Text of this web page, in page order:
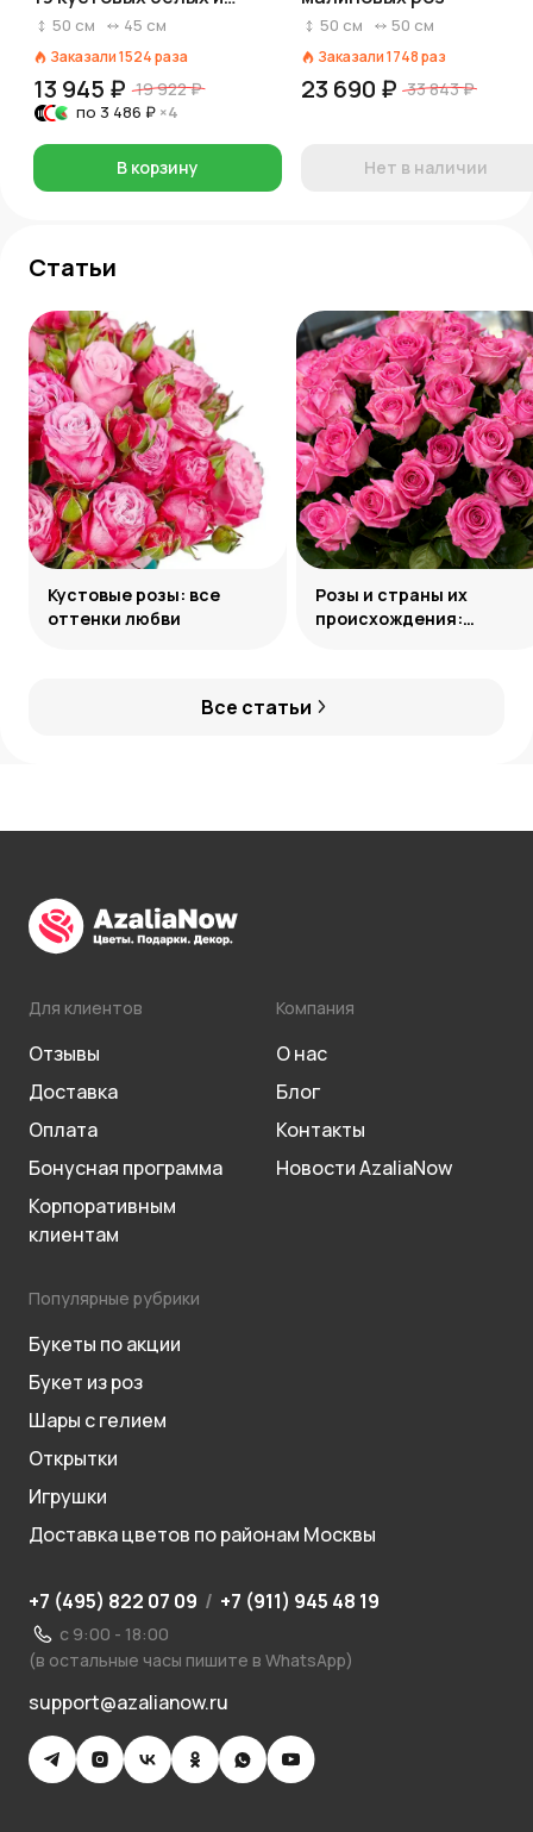
розовых роз
50 см 45 см
Заказали1524раза
13 945 ₽ 19 922 ₽
по 3 486 ₽ ×4
В корзину
50 см 50 см
Заказали1748раз
23 690 ₽ 33 843 ₽
Нет в наличии
Статьи
Все статьи
Кустовые розы: все
оттенки любви
Розы и страны их
происхождения:
Для клиентов
Отзывы
Доставка
Оплата
Бонусная программа
Корпоративным
клиентам
Компания
О нас
Блог
Контакты
Новости AzaliaNow
Популярные рубрики
Букеты по акции
Букет из роз
Шары с гелием
Открытки
Игрушки
Доставка цветов по районам Москвы
+7 (495) 822 07 09 / +7 (911) 945 48 19
с 9:00 - 18:00
(в остальные часы пишите в WhatsApp)
support@azalianow.ru